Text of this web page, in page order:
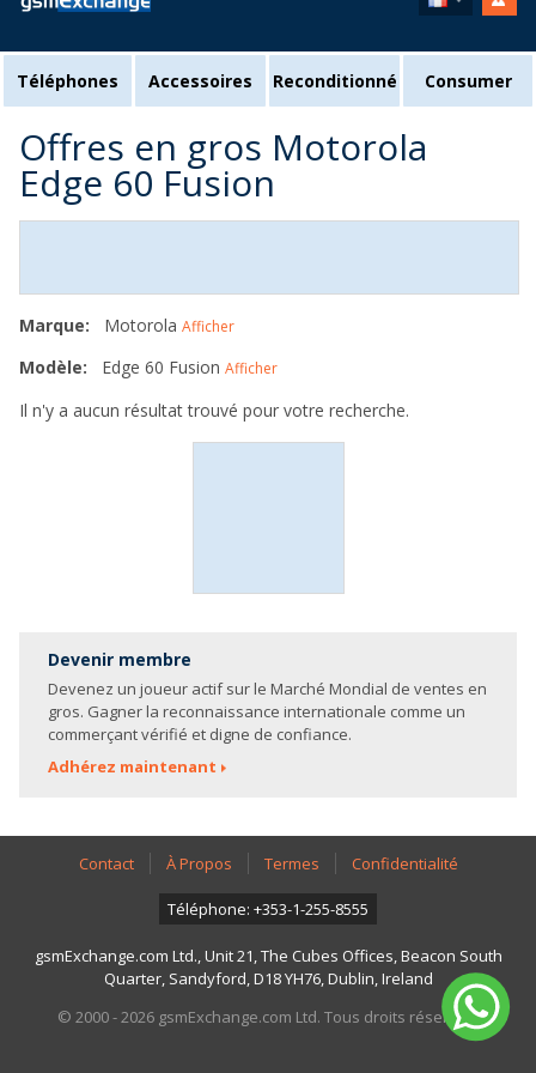
Téléphones Accessoires Reconditionné Consumer
Offres en gros Motorola
Edge 60 Fusion
Marque: Motorola Afficher
Modèle: Edge 60 Fusion Afficher
Il n'y a aucun résultat trouvé pour votre recherche.
Devenir membre
Devenez un joueur actif sur le Marché Mondial de ventes en
gros. Gagner la reconnaissance internationale comme un
commerçant vérifié et digne de confiance.
Adhérez maintenant
Contact À Propos Termes Confidentialité
Téléphone: +353-1-255-8555
gsmExchange.com Ltd., Unit 21, The Cubes Offices, Beacon South
Quarter, Sandyford, D18 YH76, Dublin, Ireland
© 2000 - 2026 gsmExchange.com Ltd. Tous droits réservés.